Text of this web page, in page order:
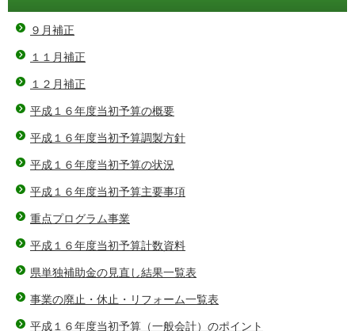
９月補正
１１月補正
１２月補正
平成１６年度当初予算の概要
平成１６年度当初予算調製方針
平成１６年度当初予算の状況
平成１６年度当初予算主要事項
重点プログラム事業
平成１６年度当初予算計数資料
県単独補助金の見直し結果一覧表
事業の廃止・休止・リフォーム一覧表
平成１６年度当初予算（一般会計）のポイント